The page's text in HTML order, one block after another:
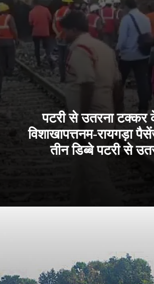
पटरी से उतरना टक्कर
विशाखापत्तनम-रायगड़ा
तीन डिब्बे पटरी से